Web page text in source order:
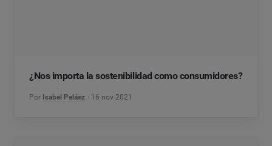
¿Nos importa la sostenibilidad como consumidores?
Por Isabel Peláez 16 nov 2021